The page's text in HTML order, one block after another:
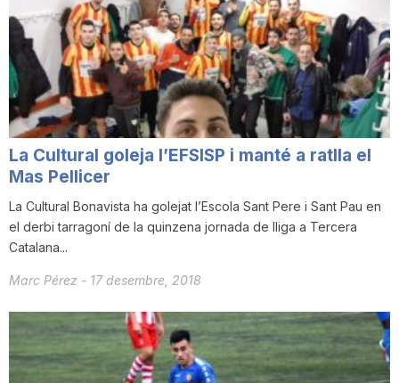
g
o
n
a
La Cultural goleja l’EFSISP i manté a ratlla el
Mas Pellicer
La Cultural Bonavista ha golejat l’Escola Sant Pere i Sant Pau en
el derbi tarragoní de la quinzena jornada de lliga a Tercera
Catalana...
Marc Pérez - 17 desembre, 2018